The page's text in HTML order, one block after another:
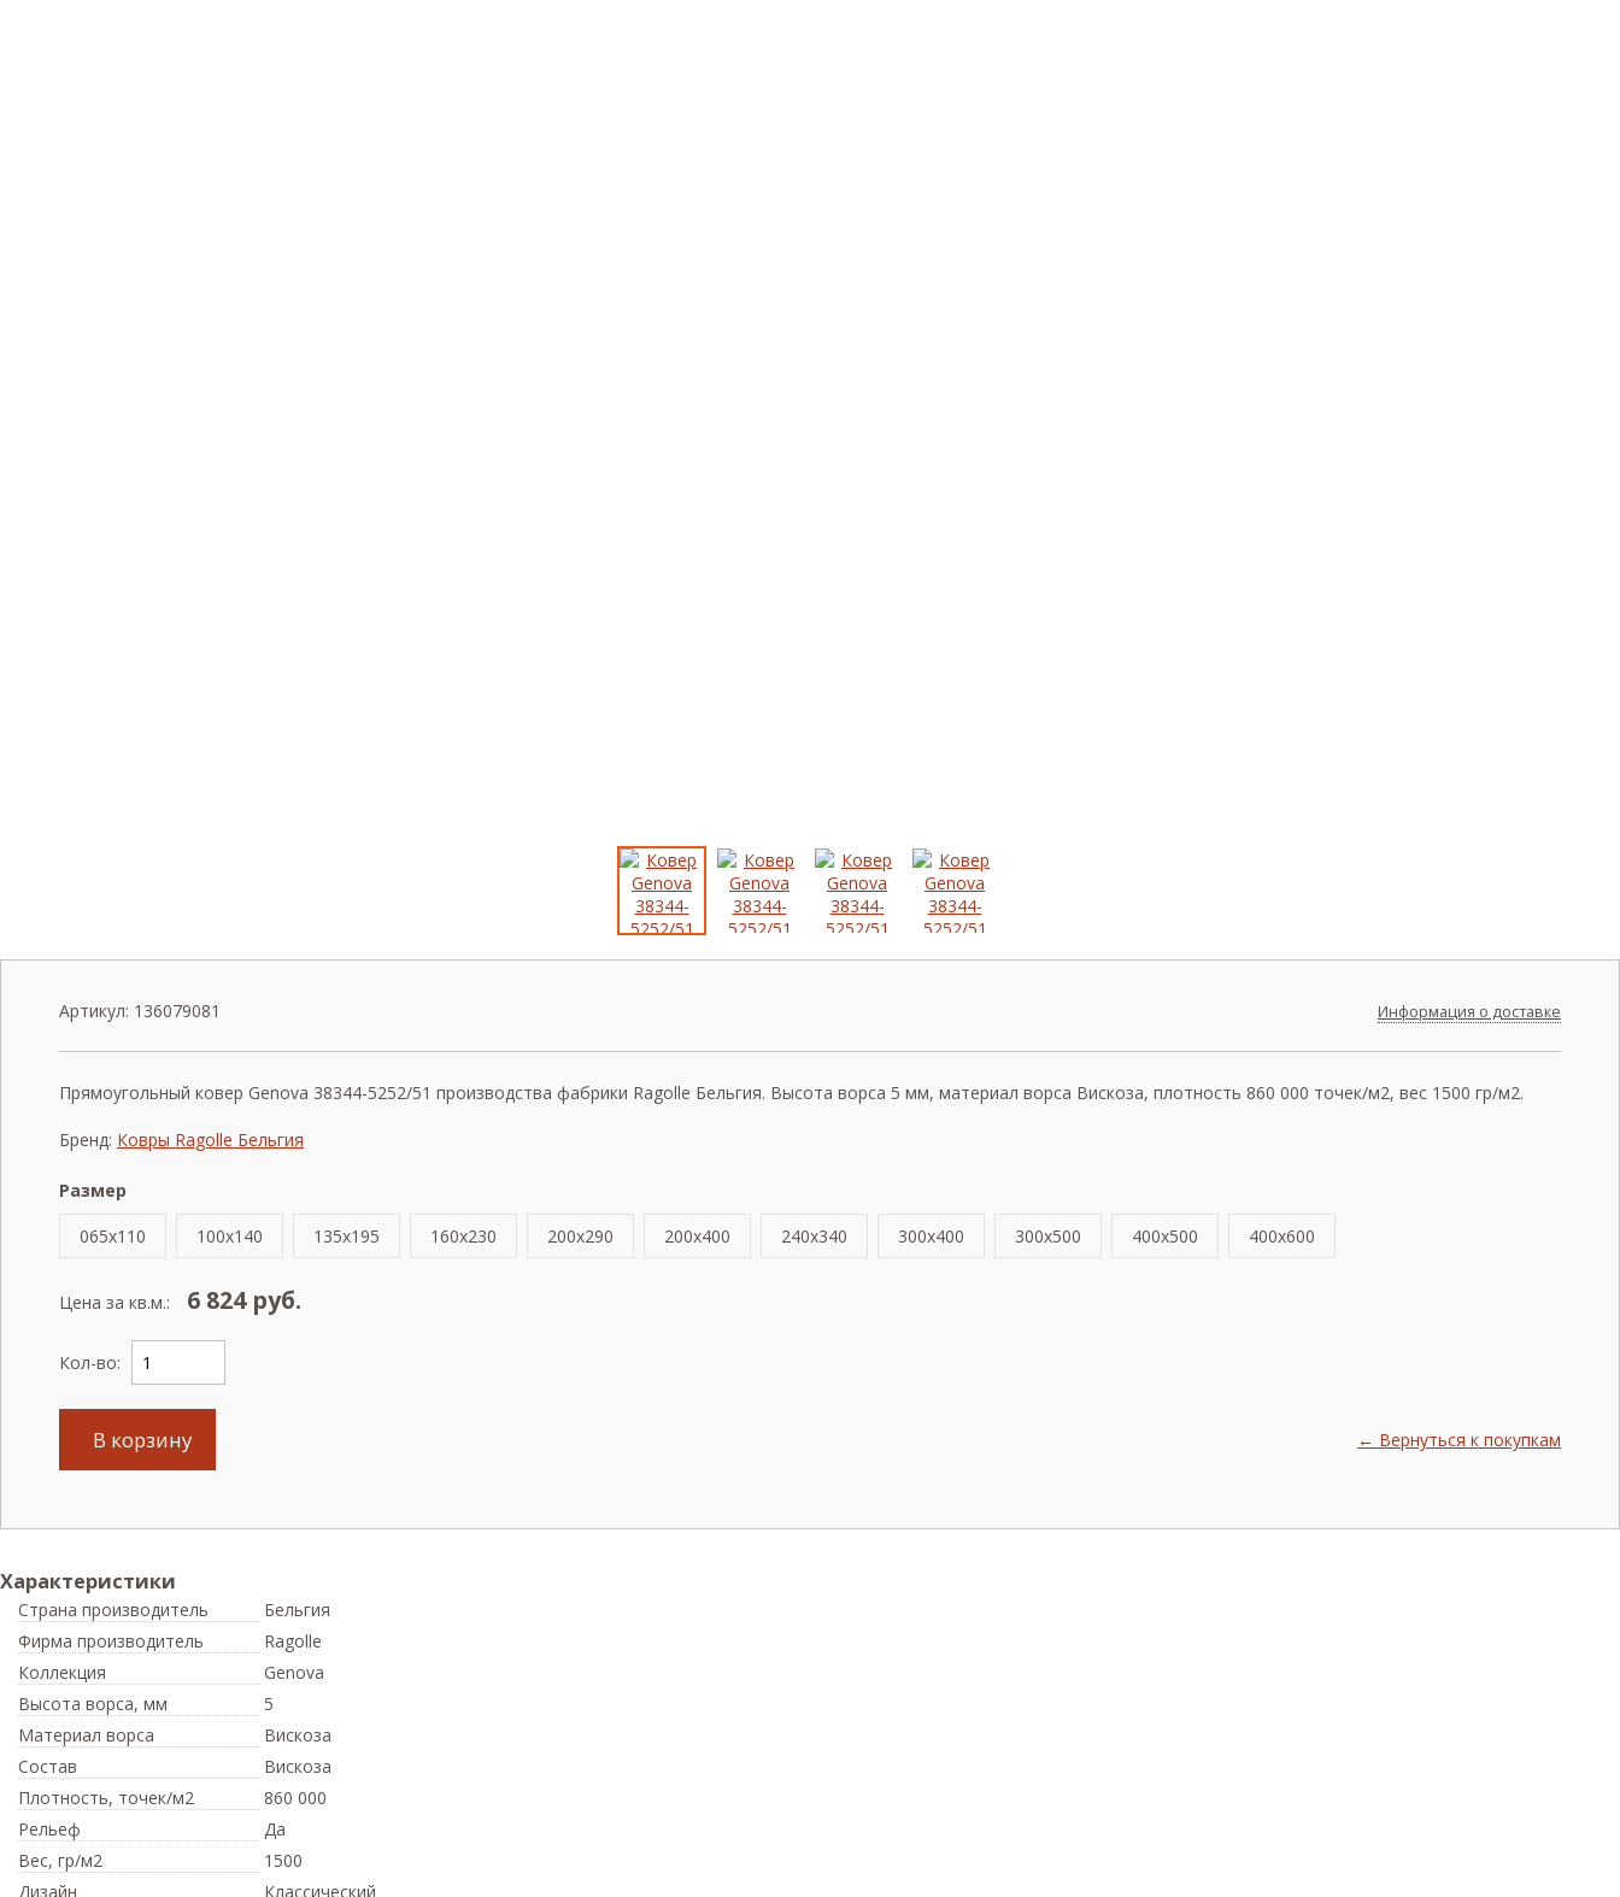
Артикул: 136079081 Информация о доставке
Прямоугольный ковер Genova 38344-5252/51 производства фабрики Ragolle Бельгия. Высота ворса 5 мм, материал ворса Вискоза, плотность 860 000 точек/м2, вес 1500 гр/м2.
Бренд: Ковры Ragolle Бельгия
Размер
065x110
100x140 135x195 160x230 200x290 200x400 240x340 300x400 300x500 400x500 400x600
Цена за кв.м.: 6 824 руб.
Кол-во:
В корзину ← Вернуться к покупкам
Характеристики
Страна производитель
Бельгия
Фирма производитель
Ragolle
Коллекция
Genova
Высота ворса, мм
5
Материал ворса
Вискоза
Состав
Вискоза
Плотность, точек/м2
860 000
Рельеф
Да
Вес, гр/м2
1500
Дизайн
Классический